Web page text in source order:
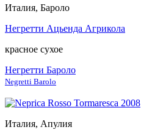
Италия, Бароло
Негретти Ацьенда Агрикола
красное сухое
Негретти Бароло
Negretti Barolo
Италия, Апулия